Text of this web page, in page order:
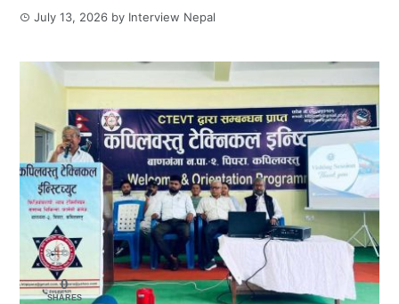
July 13, 2026 by Interview Nepal
0
SHARES